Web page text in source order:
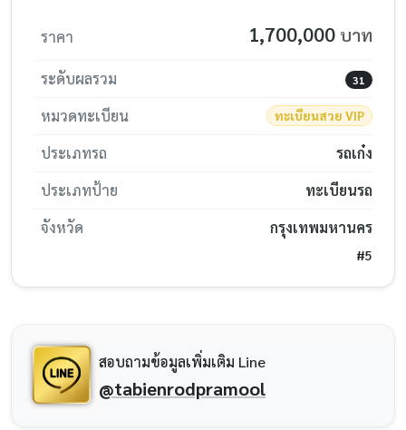
ราคา 1,700,000 บาท
ระดับผลรวม 31
หมวดทะเบียน ทะเบียนสวย VIP
ประเภทรถ
รถเก๋ง
ประเภทป้าย
ทะเบียนรถ
จังหวัด
กรุงเทพมหานคร
#5
สอบถามข้อมูลเพิ่มเติม Line
@tabienrodpramool